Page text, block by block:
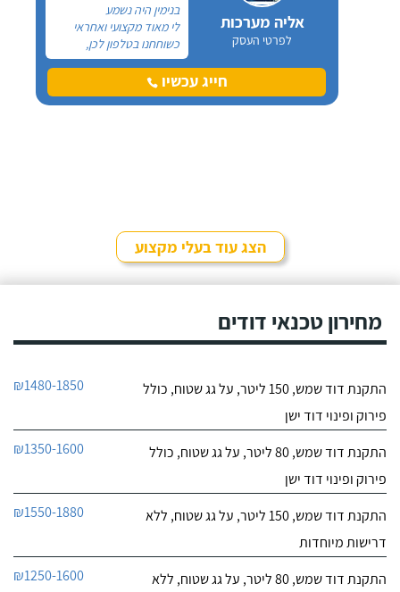
אליה מערכות
לפרטי העסק
בנימין היה נשמע
לי מאוד מקצועי ואחראי
כשוחחנו בטלפון לכן,
הזמנתי אותו להחלפת דוד
שמש וקולטים בבניין בו אני
גרה והוא אכן נתן שירות
חייג עכשיו
הצג עוד בעלי מקצוע
מחירון טכנאי דודים
התקנת דוד שמש, 150 ליטר, על גג שטוח, כולל
פירוק ופינוי דוד ישן
₪1480-1850
התקנת דוד שמש, 80 ליטר, על גג שטוח, כולל
פירוק ופינוי דוד ישן
₪1350-1600
התקנת דוד שמש, 150 ליטר, על גג שטוח, ללא
דרישות מיוחדות
₪1550-1880
התקנת דוד שמש, 80 ליטר, על גג שטוח, ללא
₪1250-1600